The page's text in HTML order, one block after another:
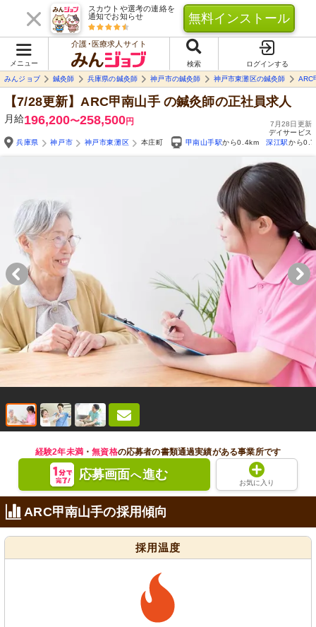
スカウトや選考の連絡を
通知でお知らせ
無料インストール
メニュー
介護･医療求人サイト
検索
ログインする
みんジョブ
鍼灸師 兵庫県の鍼灸師 神戸市の鍼灸師 神戸市東灘区の鍼灸師 ARC
【7/28更新】ARC甲南山手の鍼灸師の正社員求人
月給196,200〜258,500円
7月28日更新
デイサービス
兵庫県
神戸市 神戸市東灘区 本庄町 甲南山手駅から0.4km 深江駅から
経験2年未満・無資格の応募者の書類通過実績がある事業所です
応募画面へ進む
お気に入り
ARC甲南山手の採用傾向
採用温度